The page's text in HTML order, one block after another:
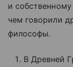
и
чем говорили
философы.
В Древней